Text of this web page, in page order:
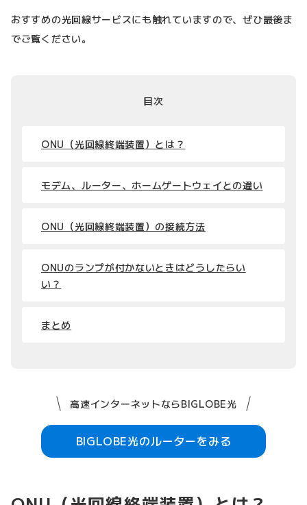
おすすめの光回線サービスにも触れていますので、ぜひ最後ま
でご覧ください。
目次
ONU（光回線終端装置）とは？
モデム、ルーター、ホームゲートウェイとの違い
ONU（光回線終端装置）の接続方法
ONUのランプが付かないときはどうしたらい
い？
まとめ
高速インターネットならBIGLOBE光
BIGLOBE光のルーターをみる